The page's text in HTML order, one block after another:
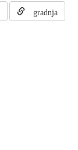
gradnja